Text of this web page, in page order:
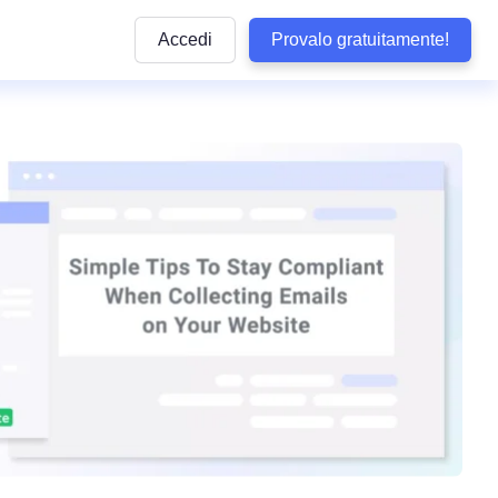
WordPress
privacy
accessibilità
privacy e sulle buone pratiche da seguire
Quiz sulla conformità
Visualizza Tutte le Normative
Termly
Vedi tutte le leggi coperte dai nostri prodotti
Tracker delle Normative sulla
Dati negli USA
Accedi Provalo gratuitamente!